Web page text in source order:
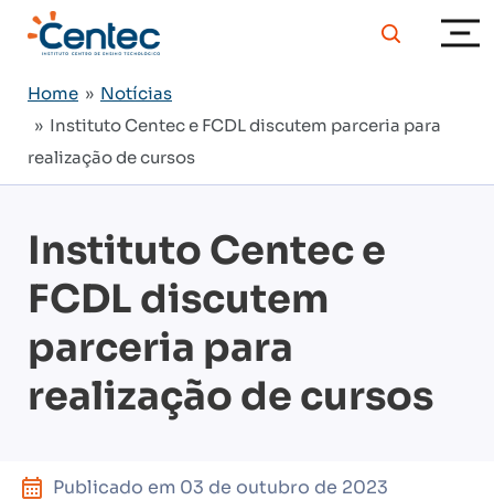
Home » Notícias
» Instituto Centec e FCDL discutem parceria para
realização de cursos
Instituto Centec e
FCDL discutem
parceria para
realização de cursos
Publicado em 03 de outubro de 2023